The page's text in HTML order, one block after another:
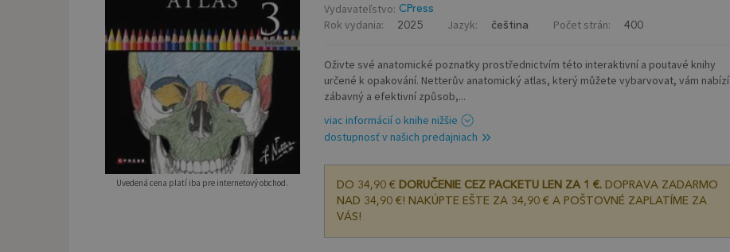
Uvedená cena platí iba pre internetový obchod.
Vydavateľstvo: CPress
Rok vydania: 2025 Jazyk: čeština Počet strán: 400
Oživte své anatomické poznatky prostřednictvím této interaktivní a poutavé knihy
určené k opakování. Netterův anatomický atlas, který můžete vybarvovat, vám nabízí
zábavný a efektivní způsob,...
viac informácií o knihe nižšie
dostupnosť v našich predajniach
DO 34,90 € DORUČENIE CEZ PACKETU LEN ZA 1 €.DOPRAVA ZADARMO
NAD 34,90 €! NAKÚPTE EŠTE ZA 34,90 € A POŠTOVNÉ ZAPLATÍME ZA
VÁS!